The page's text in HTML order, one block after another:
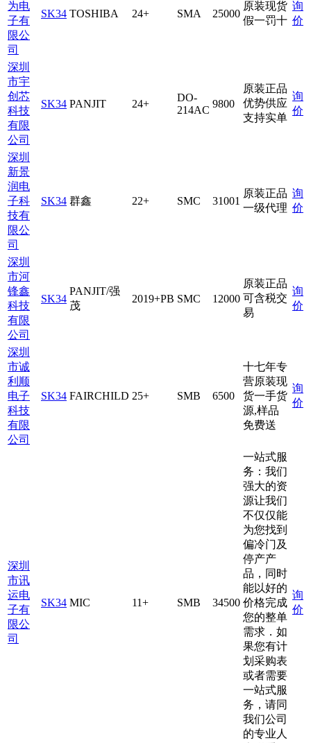
为电
子有
限公
司
SK34 TOSHIBA 24+ SMA 25000
原装现货
假一罚十
询
价
深圳
市宇
创芯
科技
有限
公司
SK34 PANJIT 24+
DO-
214AC
9800
原装正品
优势供应
支持实单
询
价
深圳
新景
润电
子科
技有
限公
司
SK34 群鑫 22+ SMC 31001
原装正品
一级代理
询
价
深圳
市河
锋鑫
科技
有限
公司
SK34
PANJIT/强
茂
2019+PB SMC 12000
原装正品
可含税交
易
询
价
深圳
市诚
利顺
电子
科技
有限
公司
SK34 FAIRCHILD 25+ SMB 6500
十七年专
营原装现
货一手货
源,样品
免费送
询
价
深圳
市讯
运电
子有
限公
司
SK34 MIC 11+ SMB 34500
一站式服
务：我们
强大的资
源让我们
不仅仅能
为您找到
偏冷门及
停产产
品，同时
能以好的
价格完成
您的整单
需求．如
果您有计
划采购表
或者需要
一站式服
务，请同
我们公司
的专业人
询
价